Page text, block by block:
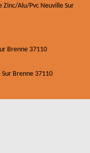
Alu/Pvc Neuville Sur
Brenne 37110
Brenne 37110